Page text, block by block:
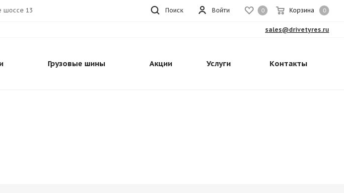
0 Корзина 0
Войти
шоссе 13 Поиск
sales@drivetyres.ru
Грузовые шины Акции Услуги Контакты